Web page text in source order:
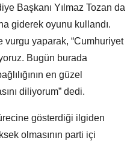
Başkanı Yılmaz Tozan da
giderek oyunu kullandı.
vurgu yaparak, “Cumhuriyet
Bugün burada
en güzel
diliyorum” dedi.
gösterdiği ilgiden
olmasının parti içi